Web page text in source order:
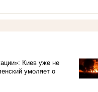
Киев уже не
умоляет о